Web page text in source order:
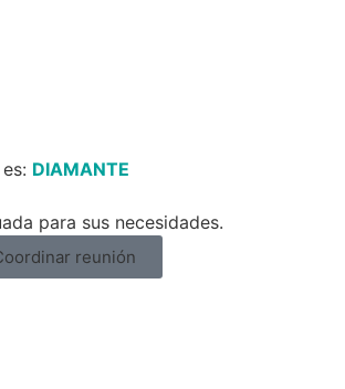
DIAMANTE
para sus necesidades.
reunión